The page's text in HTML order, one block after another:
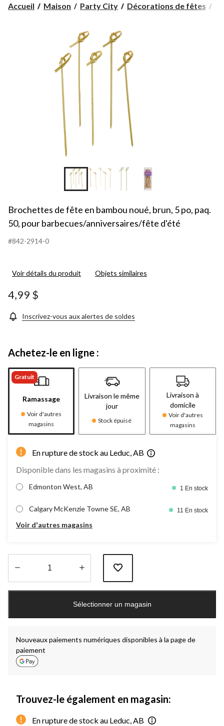
Accueil Maison Party City Décorations de fêtes
Brochettes de fête en bambou noué, brun, 5 po, paq.
50, pour barbecues/anniversaires/fête d'été
#842-2914-0
Voir détails du produit Objets similaires
4,99 $
Inscrivez-vous aux alertes de soldes
Achetez-le en ligne :
Gratuit
Ramassage
Voir d'autres
magasins
Livraison le même
jour
Stock épuisé
Livraison à
domicile
Voir d'autres
magasins
En rupture de stock au Leduc, AB
Disponible dans les magasins à proximité :
Edmonton West, AB 1 En stock
Calgary McKenzie Towne SE, AB 11 En stock
Voir d'autres magasins
jour
Sélectionner un magasin
Nouveaux paiements numériques disponibles à la page de
paiement
Trouvez-le également en magasin:
En rupture de stock au Leduc, AB